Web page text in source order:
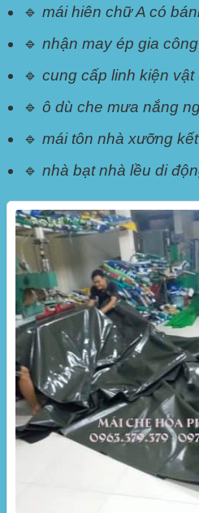
🔹 mái hiên chữ A có
🔹 nhận may ép gia
🔹 cung cấp linh kiện vật
🔹 ô dù che mưa nắng
🔹 mái tôn nhà xưỡng
🔹 nhà bạt nhà lều di